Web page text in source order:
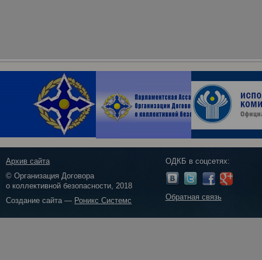
Архив сайта
© Организация Договора
о коллективной безопасности, 2018
Создание сайта — Роникс Системс
ОДКБ в соцсетях:
Обратная связь